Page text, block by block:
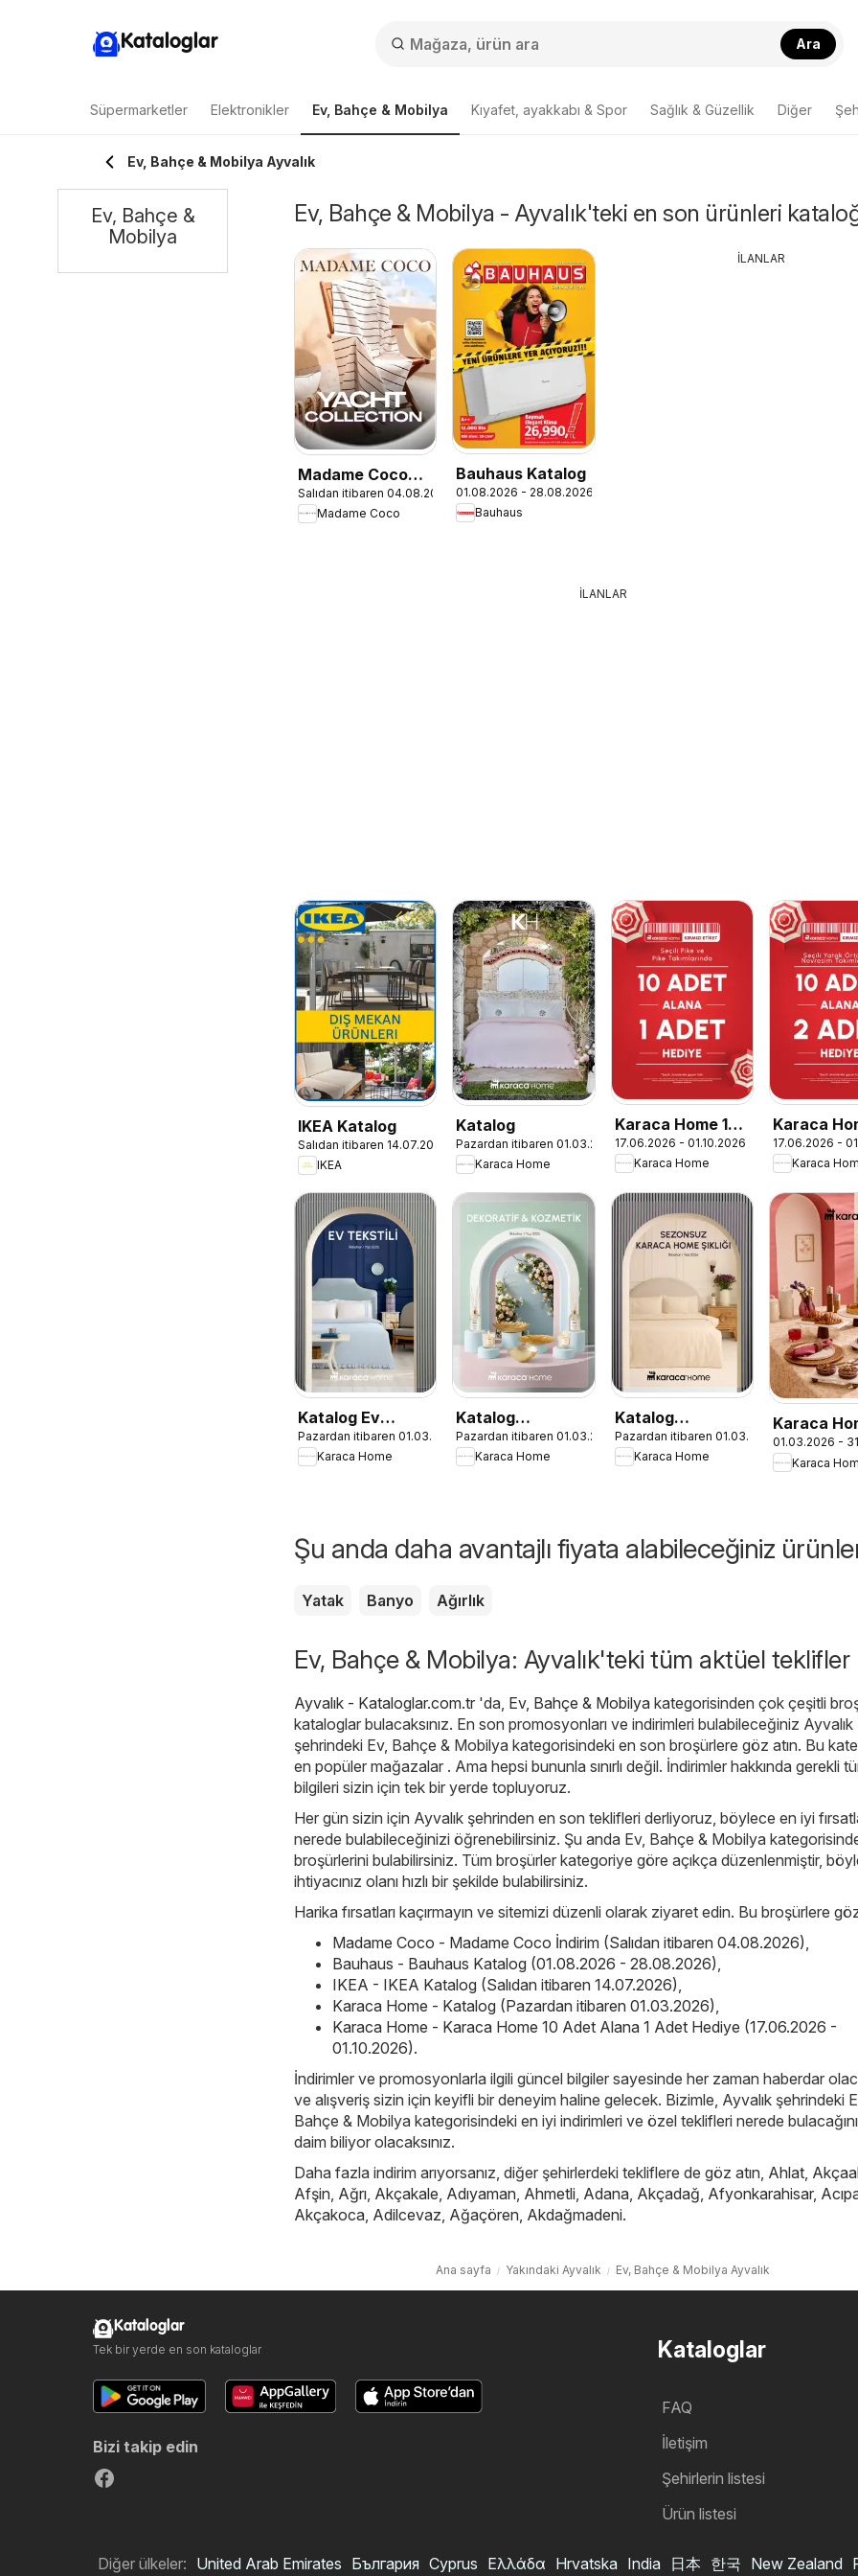
Kataloglar Ara
Süpermarketler Elektronikler Ev, Bahçe & Mobilya Kıyafet, ayakkabı & Spor Sağlık & Güzellik Diğer
Ev, Bahçe & Mobilya Ayvalık
Ev, Bahçe & Mobilya - Ayvalık'teki en son ürünleri
Madame Coco
İndirim
Salıdan itibaren 04.08.2026
Madame Coco
Bauhaus Katalog
01.08.2026 - 28.08.2026
Bauhaus
İLANLAR
İLANLAR
IKEA Katalog
Salıdan itibaren 14.07.2026
IKEA
Katalog
Pazardan itibaren 01.03.2026
Karaca Home
Karaca Home 10
Adet Alana 1
Adet Hediye
17.06.2026 - 01.10.2026
Karaca Home
Karaca
Adet
Adet
17.06.2026 -
Karaca
Katalog Ev
Tekstili - İlkbahar
/ Yaz 2026
Pazardan itibaren 01.03.2026
Karaca Home
Katalog
Dekoratif -
İlkbahar / Yaz
Pazardan itibaren 01.03.2026
Karaca Home
Katalog
Sezonsuz Karaca
Home Şıklığı -
Pazardan itibaren 01.03.2026
Karaca Home
Karaca
Dekoratif
İlkbahar/
01.03.2026 -
Karaca
Şu anda daha avantajlı fiyata alabileceğiniz
Yatak Banyo Ağırlık
Ev, Bahçe & Mobilya: Ayvalık'teki tüm aktüel teklifler
Ayvalık - Kataloglar.com.tr 'da, Ev, Bahçe & Mobilya kategorisinden çok çeşitli
kataloglar bulacaksınız. En son promosyonları ve indirimleri bulabileceğiniz Ayvalık
şehrindeki Ev, Bahçe & Mobilya kategorisindeki en son broşürlere göz atın. Bu
en popüler mağazalar . Ama hepsi bununla sınırlı değil. İndirimler hakkında gerekli
bilgileri sizin için tek bir yerde topluyoruz.
Her gün sizin için Ayvalık şehrinden en son teklifleri derliyoruz, böylece en iyi
nerede bulabileceğinizi öğrenebilirsiniz. Şu anda Ev, Bahçe & Mobilya
broşürlerini bulabilirsiniz. Tüm broşürler kategoriye göre açıkça düzenlenmiştir,
ihtiyacınız olanı hızlı bir şekilde bulabilirsiniz.
Harika fırsatları kaçırmayın ve sitemizi düzenli olarak ziyaret edin. Bu broşürlere
Madame Coco - Madame Coco İndirim (Salıdan itibaren 04.08.2026),
Bauhaus - Bauhaus Katalog (01.08.2026 - 28.08.2026),
IKEA - IKEA Katalog (Salıdan itibaren 14.07.2026),
Karaca Home - Katalog (Pazardan itibaren 01.03.2026),
Karaca Home - Karaca Home 10 Adet Alana 1 Adet Hediye (17.06.2026 -
01.10.2026).
İndirimler ve promosyonlarla ilgili güncel bilgiler sayesinde her zaman haberdar
ve alışveriş sizin için keyifli bir deneyim haline gelecek. Bizimle, Ayvalık şehrindeki
Bahçe & Mobilya kategorisindeki en iyi indirimleri ve özel teklifleri nerede
daim biliyor olacaksınız.
Daha fazla indirim arıyorsanız, diğer şehirlerdeki tekliflere de göz atın, Ahlat,
Afşin, Ağrı, Akçakale, Adıyaman, Ahmetli, Adana, Akçadağ, Afyonkarahisar,
Akçakoca, Adilcevaz, Ağaçören, Akdağmadeni.
Ana sayfa Yakındaki Ayvalık Ev, Bahçe & Mobilya Ayvalık
Ev, Bahçe &
Mobilya
Kataloglar
FAQ
İletişim
Şehirlerin listesi
Ürün listesi
Kataloglar
Tek bir yerde en son kataloglar
Bizi takip edin
Diğer ülkeler: United Arab Emirates България Cyprus Ελλάδα Hrvatska India 日本 한국 New Zealand